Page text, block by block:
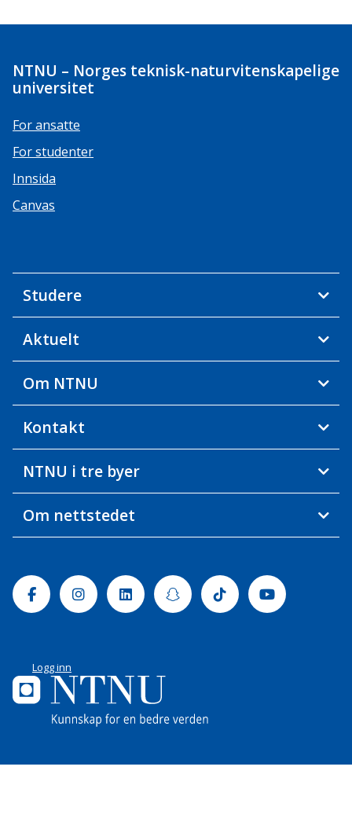
NTNU – Norges teknisk-naturvitenskapelige
universitet
For ansatte
For studenter
Innsida
Canvas
Studere
Aktuelt
Om NTNU
Kontakt
NTNU i tre byer
Om nettstedet
FacebookInstagramLinkedinSnapchatTiktok Youtube
Logg inn